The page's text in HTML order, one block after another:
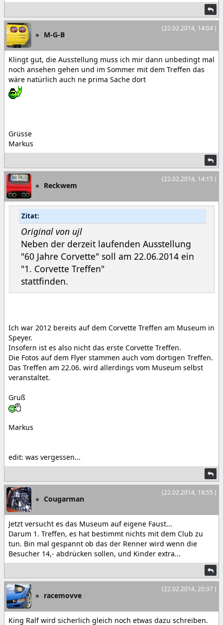
(22.02.2014, 14:04 )
M-G-B
Klingt gut, die Ausstellung muss ich mir dann unbedingt mal
noch ansehen gehen und im Sommer mit dem Treffen das
wäre natürlich auch ne prima Sache dort
Grüsse
Markus
(22.02.2014, 14:15 )
Reckwem
Zitat:
Original von ujl
Neben der derzeit laufenden Ausstellung
"60 Jahre Corvette" soll am 22.06.2014 ein
"1. Corvette Treffen"
stattfinden.
Ich war 2012 bereits auf dem Corvette Treffen am Museum in
Speyer.
Insofern ist es also nicht das erste Corvette Treffen.
Die Fotos auf dem Flyer stammen auch vom dortigen Treffen.
Das Treffen am 22.06. wird allerdings vom Museum selbst
veranstaltet.
Gruß
Markus
edit: was vergessen...
(22.02.2014, 18:55 )
Cougarman
Jetzt versucht es das Museum auf eigene Faust...
Darum 1. Treffen, es hat bestimmt nichts mit dem Club zu
tun. Bin mal gespannt ob das der Renner wird wenn die
Besucher 14,- abdrücken sollen, und Kinder extra...
(22.02.2014, 20:37 )
racemovve
King Ralf wird sicherlich gleich noch etwas dazu schreiben.